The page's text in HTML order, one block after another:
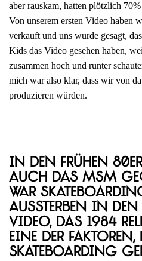
aber rauskam, hatten plötzlich
Von unserem ersten Video haben
verkauft und uns wurde gesagt,
Kids das Video gesehen haben,
zusammen hoch und runter
mich war also klar, dass wir von
produzieren würden.
In den frühen
auch das MSM
war
Aussterben in den
Video, das 1984
eine der Faktoren,
Skateboarding